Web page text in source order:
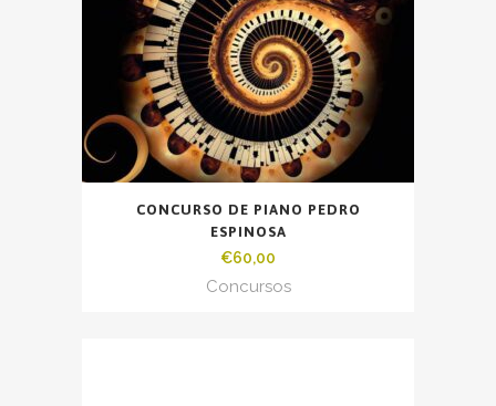
CONCURSO DE PIANO PEDRO
ESPINOSA
€60,00
Concursos